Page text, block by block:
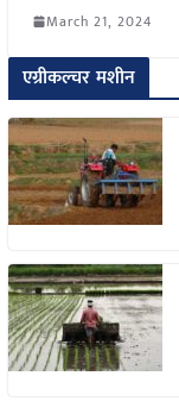
March 21, 2024
एग्रीकल्चर मशीन